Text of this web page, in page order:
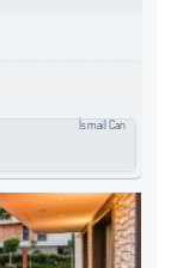
İsmail Can